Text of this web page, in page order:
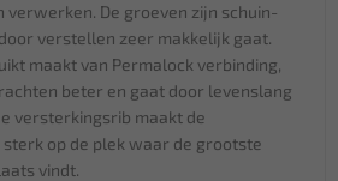
verwerken. De groeven zijn schuin-
verstellen zeer makkelijk gaat.
maakt van Permalock verbinding,
beter en gaat door levenslang
versterkingsrib maakt de
op de plek waar de grootste
vindt.